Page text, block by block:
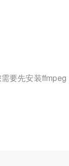
要先安装